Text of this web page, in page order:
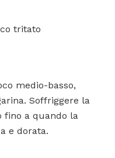
tritato
medio-basso,
Soffriggere la
fino a quando la
e dorata.